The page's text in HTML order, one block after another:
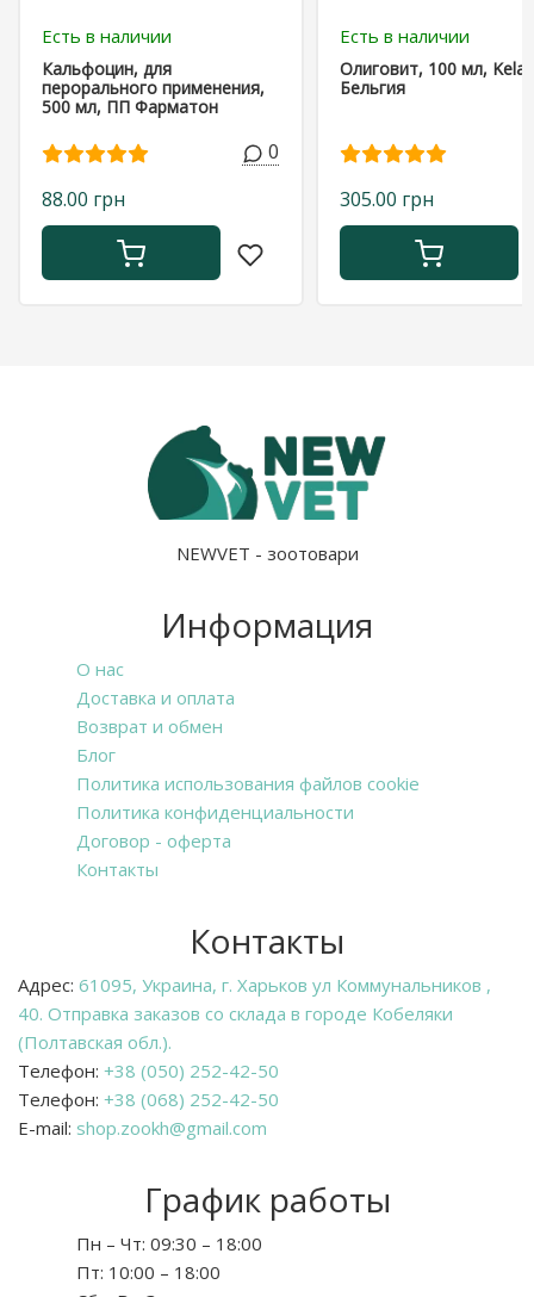
Есть в наличии
Кальфоцин, для
перорального применения,
500 мл, ПП Фарматон
0
88.00 грн
Есть в наличии
Олиговит, 100 мл, Kela,
Бельгия
305.00 грн
NEWVET - зоотовари
Информация
О нас
Доставка и оплата
Возврат и обмен
Блог
Политика использования файлов cookie
Политика конфиденциальности
Договор - оферта
Контакты
Контакты
Адрес: 61095, Украина, г. Харьков ул Коммунальников ,
40. Отправка заказов со склада в городе Кобеляки
(Полтавская обл.).
Телефон: +38 (050) 252-42-50
Телефон: +38 (068) 252-42-50
E-mail: shop.zookh@gmail.com
График работы
Пн – Чт: 09:30 – 18:00
Пт: 10:00 – 18:00